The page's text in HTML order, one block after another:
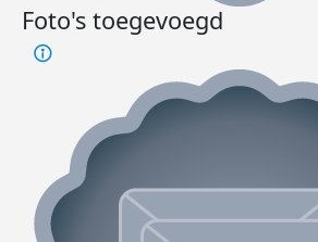
Foto's toegevoegd